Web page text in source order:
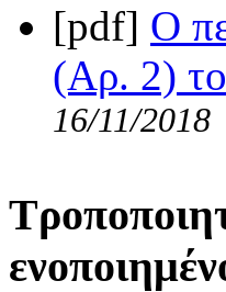
[pdf] Ο
(Αρ. 2)
16/11/2018